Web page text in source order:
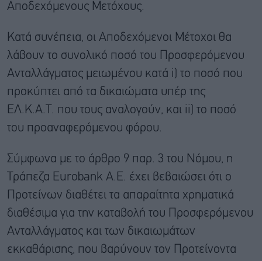
Αποδεχόμενους Μετόχους.
Κατά συνέπεια, οι Αποδεχόμενοι Μέτοχοι θα
λάβουν το συνολικό ποσό του Προσφερόμενου
Ανταλλάγματος μειωμένου κατά i) το ποσό που
προκύπτει από τα δικαιώματα υπέρ της
ΕΛ.Κ.Α.Τ. που τους αναλογούν, και ii) το ποσό
του προαναφερόμενου φόρου.
Σύμφωνα με το άρθρο 9 παρ. 3 του Νόμου, η
Τράπεζα Eurobank A.E. έχει βεβαιώσει ότι ο
Προτείνων διαθέτει τα απαραίτητα χρηματικά
διαθέσιμα για την καταβολή του Προσφερόμενου
Ανταλλάγματος και των δικαιωμάτων
εκκαθάρισης, που βαρύνουν τον Προτείνοντα